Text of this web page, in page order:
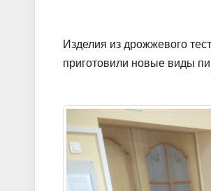
Изделия из дрожжевого
приготовили новые виды